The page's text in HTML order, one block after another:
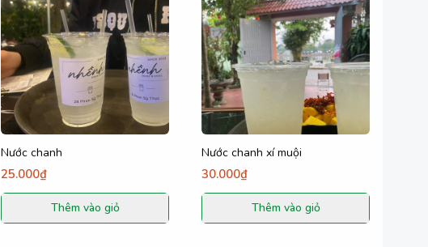
Nước chanh
25.000₫
Thêm vào giỏ
Nước chanh xí muội
30.000₫
Thêm vào giỏ